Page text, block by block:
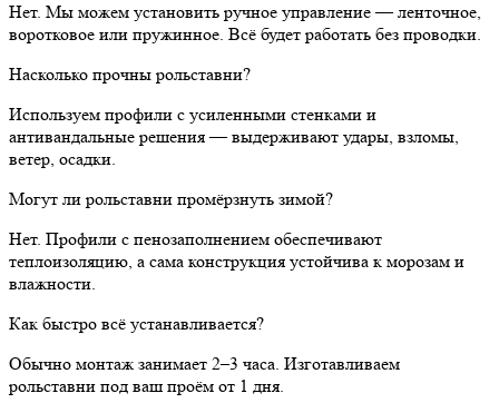
Нет. Мы можем установить ручное управление — ленточное,
воротковое или пружинное. Всё будет работать без проводки.
Насколько прочны рольставни?
Используем профили с усиленными стенками и
антивандальные решения — выдерживают удары, взломы,
ветер, осадки.
Могут ли рольставни промёрзнуть зимой?
Нет. Профили с пенозаполнением обеспечивают
теплоизоляцию, а сама конструкция устойчива к морозам и
влажности.
Как быстро всё устанавливается?
Обычно монтаж занимает 2–3 часа. Изготавливаем
рольставни под ваш проём от 1 дня.